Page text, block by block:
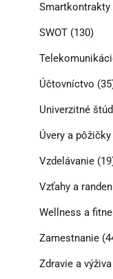
Smartkontrakty
SWOT(130)
Účtovníctvo
Univerzitné
Úvery a pôžičky
Vzdelávanie
Vzťahy a
Wellness a
Zamestnanie
Zdravie a výživa